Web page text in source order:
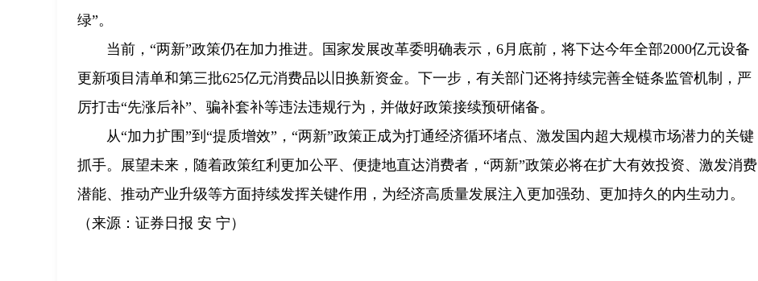
绿”。
当前，“两新”政策仍在加力推进。国家发展改革委明确表示，6月底前，将下达今年全部2000亿元设备
更新项目清单和第三批625亿元消费品以旧换新资金。下一步，有关部门还将持续完善全链条监管机制，严
厉打击“先涨后补”、骗补套补等违法违规行为，并做好政策接续预研储备。
从“加力扩围”到“提质增效”，“两新”政策正成为打通经济循环堵点、激发国内超大规模市场潜力的关键
抓手。展望未来，随着政策红利更加公平、便捷地直达消费者，“两新”政策必将在扩大有效投资、激发消费
潜能、推动产业升级等方面持续发挥关键作用，为经济高质量发展注入更加强劲、更加持久的内生动力。
（来源：证券日报 安 宁）